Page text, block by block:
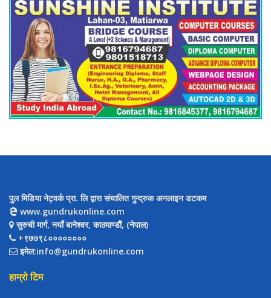
पुल मिडिया नेट्वर्क प्रा. लि द्वारा संचालित गुन्द्रुक अनलाइन डटकम
www.gundrukonline.com
सुरुची मार्ग, नयाँ बानेश्वर, काठमाण्डौैं, (नेपाल)
+९७७९८००००००००
इमेल:info@gundrukonline.com
हाम्रो टिम